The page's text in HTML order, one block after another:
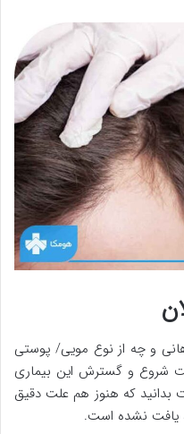
و چه از نوع مویی/ پوستی
شروع و گسترش این بیماری
بدانید که هنوز هم علت دقیق
یافت نشده است.